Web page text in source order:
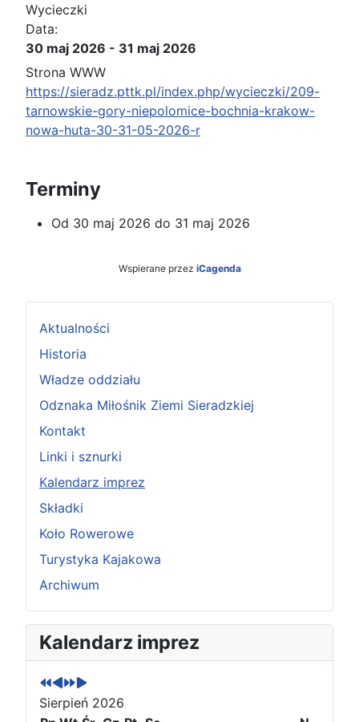
Aktualności
Historia
Władze oddziału
Odznaka Miłośnik Ziemi Sieradzkiej
Kontakt
Linki i sznurki
Kalendarz imprez
Składki
Koło Rowerowe
Turystyka Kajakowa
Archiwum
Kalendarz imprez
P
o
p
r
z
P
o
p
r
z
N
a
s
t
ę
N
a
s
t
ę
Sierpień 2026
Wycieczki
Data:
30 maj 2026 - 31 maj 2026
Strona WWW
https://sieradz.pttk.pl/index.php/wycieczki/209-
tarnowskie-gory-niepolomice-bochnia-krakow-
nowa-huta-30-31-05-2026-r
Terminy
Od 30 maj 2026 do 31 maj 2026
Wspierane przez iCagenda